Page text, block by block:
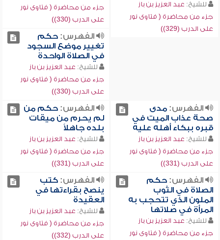
للشيخ: عبد العزيز بن باز
جزء من محاضرة ( فتاوى نور
على الدرب (329))
جزء من محاضرة ( فتاوى نور
على الدرب (330))
الفهرس:حكم
تغيير موضع السجود
في الصلاة الواحدة
للشيخ: عبد العزيز بن باز
جزء من محاضرة ( فتاوى نور
على الدرب (330))
الفهرس:مدى
صحة عذاب الميت في
قبره ببكاء أهله عليه
للشيخ: عبد العزيز بن باز
جزء من محاضرة ( فتاوى نور
على الدرب (331))
الفهرس:حكم من
لم يحرم من ميقات
بلده جاهلاً
للشيخ: عبد العزيز بن باز
جزء من محاضرة ( فتاوى نور
على الدرب (331))
الفهرس:حكم
الصلاة في الثوب
الملون الذي تتحجب به
المرأة في صلاتها
للشيخ: عبد العزيز بن باز
جزء من محاضرة ( فتاوى نور
الفهرس:كتب
ينصح بقراءتها في
العقيدة
للشيخ: عبد العزيز بن باز
جزء من محاضرة ( فتاوى نور
على الدرب (332))